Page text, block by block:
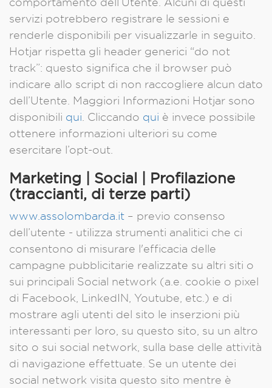
servizi potrebbero registrare le sessioni e
renderle disponibili per visualizzarle in seguito.
Hotjar rispetta gli header generici “do not
track”: questo significa che il browser può
indicare allo script di non raccogliere alcun dato
dell’Utente. Maggiori Informazioni Hotjar sono
disponibili qui . Cliccando qui è invece possibile
ottenere informazioni ulteriori su come
esercitare l’opt-out.
Marketing | Social | Profilazione
(traccianti, di terze parti)
www.assolombarda.it – previo consenso
dell’utente - utilizza strumenti analitici che ci
consentono di misurare l'efficacia delle
campagne pubblicitarie realizzate su altri siti o
sui principali Social network (a.e. cookie o pixel
di Facebook, LinkedIN, Youtube, etc.) e di
mostrare agli utenti del sito le inserzioni più
interessanti per loro, su questo sito, su un altro
sito o sui social network, sulla base delle attività
di navigazione effettuate. Se un utente dei
social network visita questo sito mentre è